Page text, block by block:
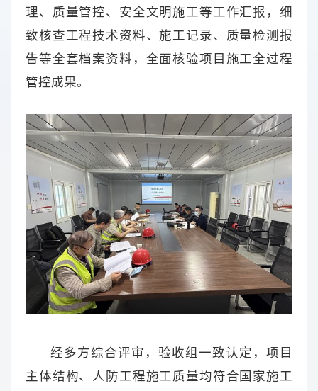
理、质量管控、安全文明施工等工作汇报，细
致核查工程技术资料、施工记录、质量检测报
告等全套档案资料，全面核验项目施工全过程
管控成果。
经多方综合评审，验收组一致认定，项目
主体结构、人防工程施工质量均符合国家施工